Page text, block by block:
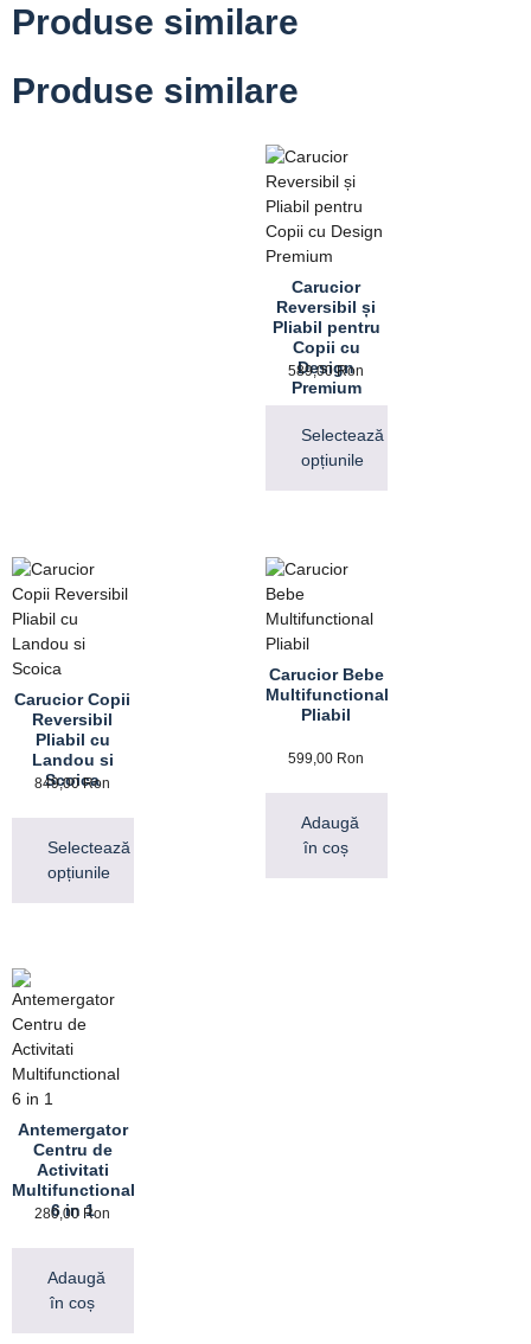
Produse similare
Produse similare
Carucior
Reversibil și
Pliabil pentru
Copii cu
Design
Premium
589,00Ron
Selectează
opțiunile
Carucior Copii
Reversibil
Pliabil cu
Landou si
Scoica
849,00Ron
Selectează
opțiunile
Carucior Bebe
Multifunctional
Pliabil
599,00 Ron
Adaugă
în coș
Antemergator
Centru de
Activitati
Multifunctional
6 in 1
280,00 Ron
Adaugă
în coș